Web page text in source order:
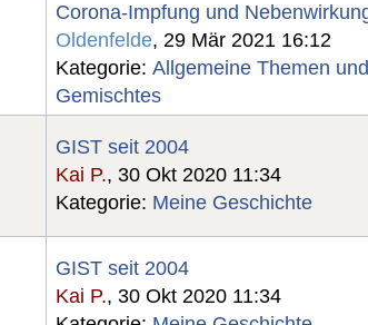
Corona-Impfung und
Oldenfelde, 29 Mär 2021 16:12
Kategorie: Allgemeine Themen und
Gemischtes
GIST seit 2004
Kai P., 30 Okt 2020 11:34
Kategorie: Meine Geschichte
GIST seit 2004
Kai P., 30 Okt 2020 11:34